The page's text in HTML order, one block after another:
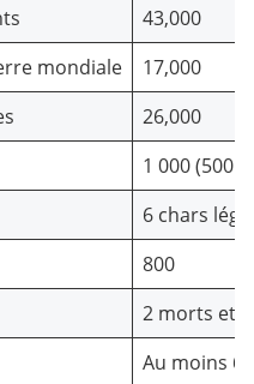
43,000
mondiale
17,000
26,000
1 000 (500
6 chars
800
2 morts et
Au moins 69